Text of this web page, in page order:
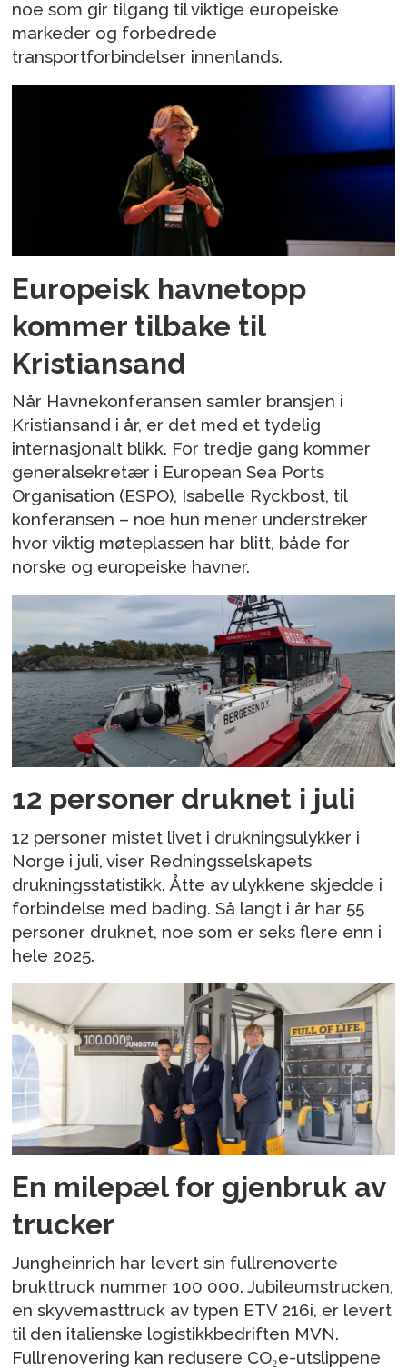
noe som gir tilgang til viktige europeiske
markeder og forbedrede
transportforbindelser innenlands.
Europeisk havnetopp
kommer tilbake til
Kristiansand
Når Havnekonferansen samler bransjen i
Kristiansand i år, er det med et tydelig
internasjonalt blikk. For tredje gang kommer
generalsekretær i European Sea Ports
Organisation (ESPO), Isabelle Ryckbost, til
konferansen – noe hun mener understreker
hvor viktig møteplassen har blitt, både for
norske og europeiske havner.
12 personer druknet i juli
12 personer mistet livet i drukningsulykker i
Norge i juli, viser Redningsselskapets
drukningsstatistikk. Åtte av ulykkene skjedde i
forbindelse med bading. Så langt i år har 55
personer druknet, noe som er seks flere enn i
hele 2025.
En milepæl for gjenbruk av
trucker
Jungheinrich har levert sin fullrenoverte
brukttruck nummer 100 000. Jubileumstrucken,
en skyvemasttruck av typen ETV 216i, er levert
til den italienske logistikkbedriften MVN.
Fullrenovering kan redusere CO₂e-utslippene